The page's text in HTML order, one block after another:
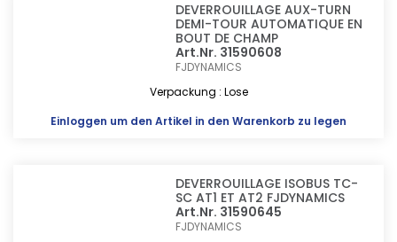
DEVERROUILLAGE AUX-TURN
DEMI-TOUR AUTOMATIQUE EN
BOUT DE CHAMP
Art.Nr. 31590608
FJDYNAMICS
Verpackung : Lose
Einloggen um den Artikel in den Warenkorb zu legen
DEVERROUILLAGE ISOBUS TC-
SC AT1 ET AT2 FJDYNAMICS
Art.Nr. 31590645
FJDYNAMICS